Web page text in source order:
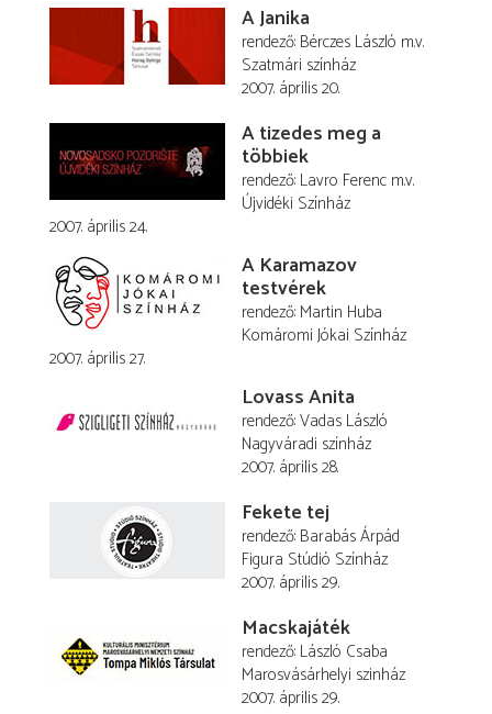
A Janika
rendező Bérczes László m.v.
Szatmári színház
2007. április 20.
A tizedes meg a
többiek
rendező Lavro Ferenc m.v.
Újvidéki Színház
2007. április 24.
A Karamazov
testvérek
rendező Martin Huba
Komáromi Jókai Színház
2007. április 27.
Lovass Anita
rendező Vadas László
Nagyváradi színház
2007. április 28.
Fekete tej
rendező Barabás Árpád
Figura Stúdió Színház
2007. április 29.
Macskajáték
rendező László Csaba
Marosvásárhelyi szinház
2007. április 29.